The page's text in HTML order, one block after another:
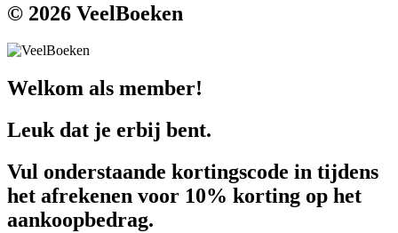
© 2026 VeelBoeken
Welkom als member!
Leuk dat je erbij bent.
Vul onderstaande kortingscode in tijdens
het afrekenen voor 10% korting op het
aankoopbedrag.